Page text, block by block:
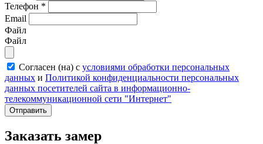
Телефон *
Email
Файл
Файл
Согласен (на) с условиями обработки персональных
данных и Политикой конфиденциальности персональных
данных посетителей сайта в информационно-
телекоммуникационной сети "Интернет"
Отправить
Заказать замер